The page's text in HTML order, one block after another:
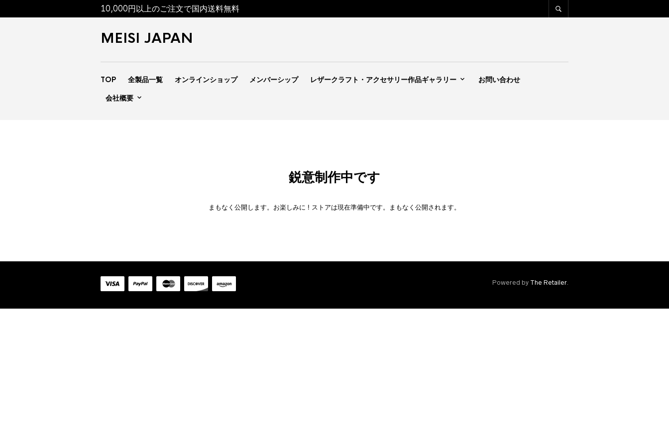
10,000円以上のご注文で国内送料無料
MEISI JAPAN
TOP 全製品一覧 オンラインショップ メンバーシップ レザークラフト・アクセサリー作品ギャラリー お問い合わせ
会社概要
鋭意制作中です
まもなく公開します。お楽しみに ! ストアは現在準備中です。まもなく公開されます。
Powered by The Retailer.